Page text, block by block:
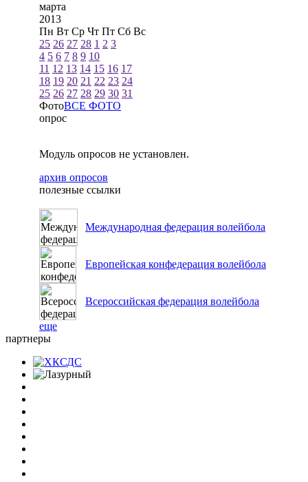
марта
2013
Пн Вт Ср Чт Пт Сб Вс
25 26 27 28 1 2 3
4 5 6 7 8 9 10
11 12 13 14 15 16 17
18 19 20 21 22 23 24
25 26 27 28 29 30 31
ФотоВСЕ ФОТО
опрос
Модуль опросов не установлен.
архив опросов
полезные ссылки
Международная федерация волейбола
Европейская конфедерация волейбола
Всероссийская федерация волейбола
еще
партнеры